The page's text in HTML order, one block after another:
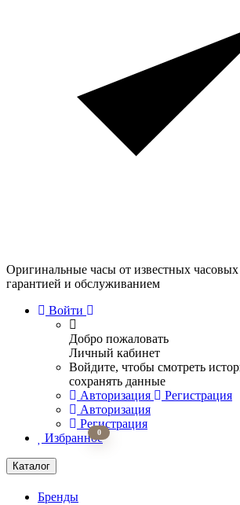
Оригинальные часы от известных часовых
гарантией и обслуживанием
Войти
Добро пожаловать
Личный кабинет
Войдите, чтобы смотреть
сохранять данные
Авторизация
Регистрация
Авторизация
Регистрация
Избранное
0
Каталог
Бренды